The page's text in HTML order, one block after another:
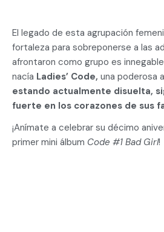
El legado de esta agrupación
fortaleza para sobreponerse a las
afrontaron como grupo es
nacía Ladies’ Code, una poderosa
estando actualmente disuelta,
fuerte en los corazones de sus
¡Anímate a celebrar su décimo
primer mini álbum Code #1 Bad Girl!